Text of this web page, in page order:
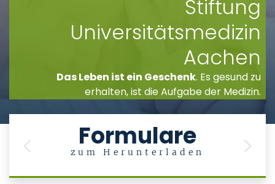
Stiftung
Universitätsmedizin
Aachen
Das Leben ist ein Geschenk. Es gesund zu
erhalten, ist die Aufgabe der Medizin.
Formulare
zum Herunterladen
Previous Next